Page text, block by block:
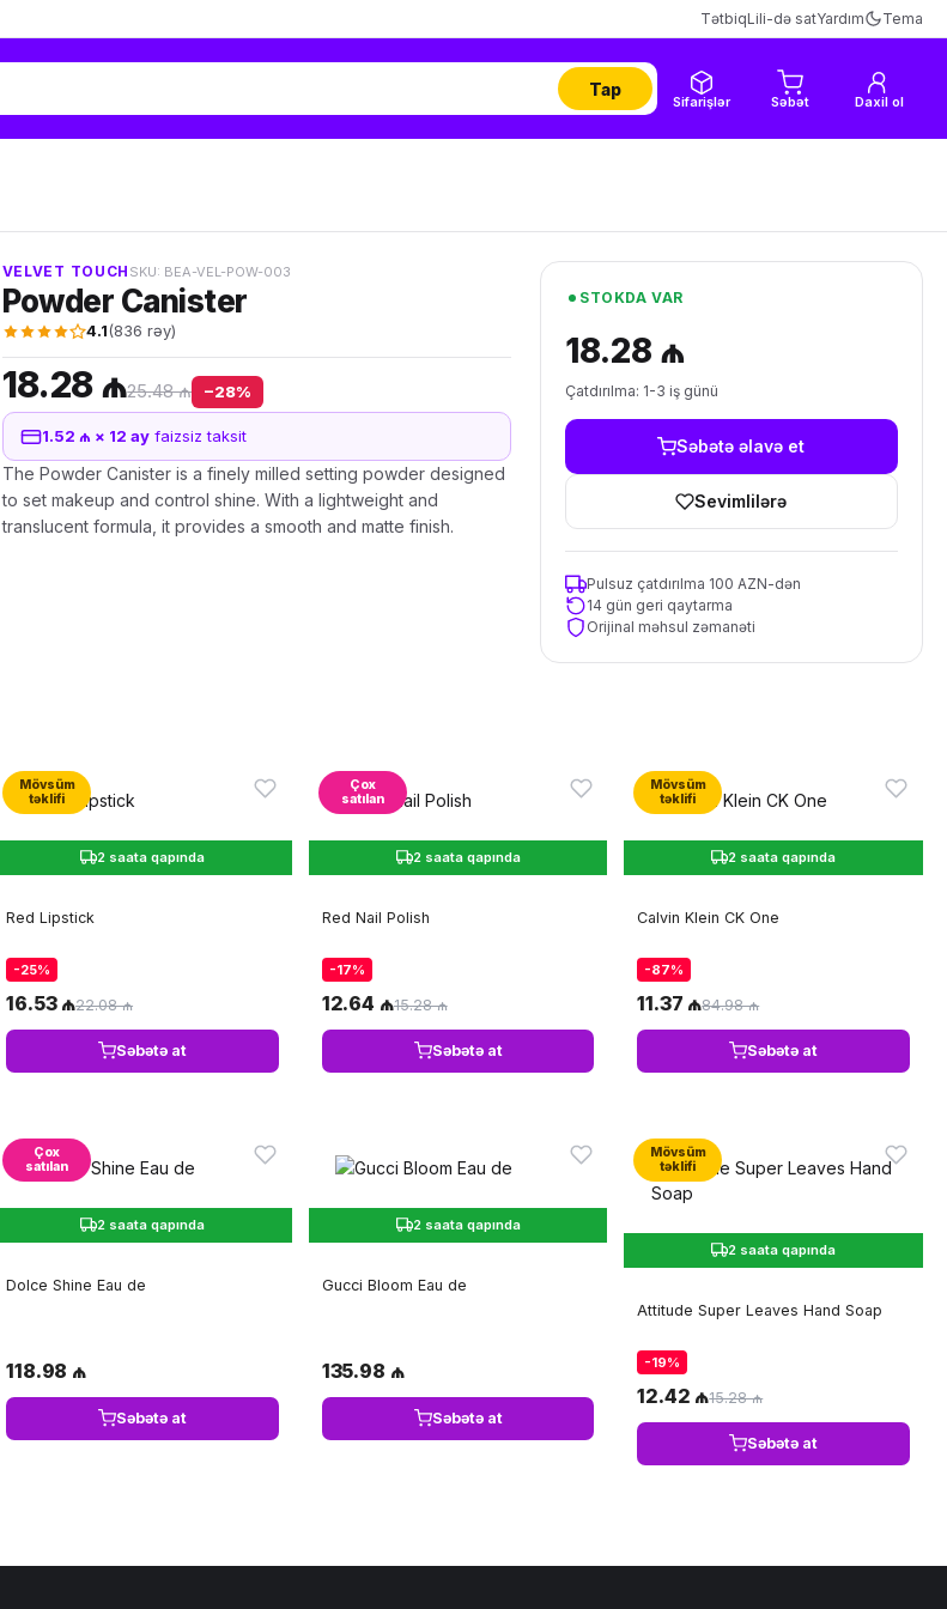
TətbiqLili-də satYardım Tema
Tap
Sifarişlər Səbət Daxil ol
VELVET TOUCH SKU: BEA-VEL-POW-003
Powder Canister
4.1(836 rəy)
18.28 ₼25.48 ₼ −28%
1.52 ₼ × 12 ayfaizsiz taksit
The Powder Canister is a finely milled setting powder designed
to set makeup and control shine. With a lightweight and
translucent formula, it provides a smooth and matte finish.
STOKDA VAR
18.28 ₼
Çatdırılma: 1-3 iş günü
Səbətə əlavə et
Sevimlilərə
Pulsuz çatdırılma 100 AZN-dən
14 gün geri qaytarma
Orijinal məhsul zəmanəti
Mövsüm
təklifi
2 saata qapında
Red Lipstick
-25%
16.53 ₼22.08 ₼
Səbətə at
Çox
satılan
2 saata qapında
Red Nail Polish
-17%
12.64 ₼15.28 ₼
Səbətə at
Mövsüm
təklifi
2 saata qapında
Calvin Klein CK One
-87%
11.37 ₼84.98 ₼
Səbətə at
Çox
satılan
2 saata qapında
Dolce Shine Eau de
118.98 ₼
Səbətə at
2 saata qapında
Gucci Bloom Eau de
135.98 ₼
Səbətə at
Mövsüm
təklifi
2 saata qapında
Attitude Super Leaves Hand Soap
-19%
12.42 ₼15.28 ₼
Səbətə at